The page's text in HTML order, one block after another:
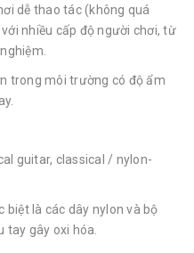
dễ thao tác (không quá
nhiều cấp độ người chơi, từ
trong môi trường có độ ẩm
guitar, classical / nylon-
biệt là các dây nylon và bộ
tay gây oxi hóa.